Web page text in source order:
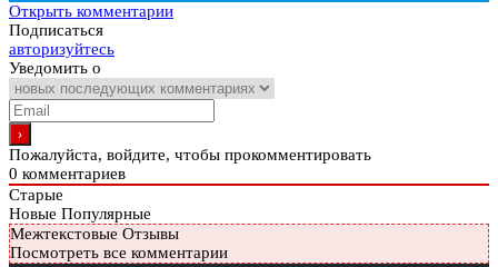
Открыть комментарии
Подписаться
авторизуйтесь
Уведомить о
Пожалуйста, войдите, чтобы прокомментировать
0 комментариев
Старые
Новые Популярные
Межтекстовые Отзывы
Посмотреть все комментарии